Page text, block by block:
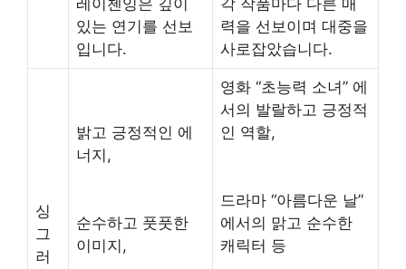
레이첸잉은 깊이
있는 연기를 선보
입니다.
각 작품마다 다른 매
력을 선보이며 대중을
사로잡았습니다.
싱
그
러
밝고 긍정적인 에
너지,
순수하고 풋풋한
이미지,
영화 “초능력 소녀” 에
서의 발랄하고 긍정적
인 역할,
드라마 “아름다운 날”
에서의 맑고 순수한
캐릭터 등